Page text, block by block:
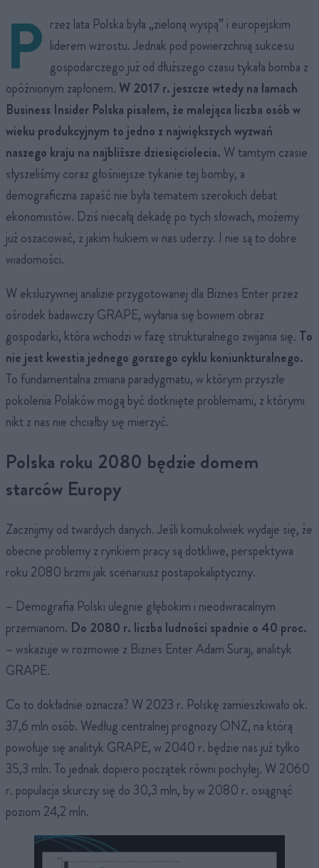
P rzez lata Polska była „zieloną wyspą” i europejskim
liderem wzrostu. Jednak pod powierzchnią sukcesu
gospodarczego już od dłuższego czasu tykała bomba z
opóźnionym zapłonem. W 2017 r. jeszcze wtedyna łamach
Business Insider Polska pisałem, że malejąca liczba osób w
wieku produkcyjnym to jedno z największych wyzwań
naszego kraju na najbliższe dziesięciolecia. W tamtym czasie
słyszeliśmy coraz głośniejsze tykanie tej bomby, a
demograficzna zapaść nie była tematem szerokich debat
ekonomistów. Dziś niecałą dekadę po tych słowach, możemy
już oszacować, z jakim hukiem w nas uderzy. I nie są to dobre
wiadomości.
W eksluzywnej analizie przygotowanej dla Biznes Enter przez
ośrodek badawczy GRAPE, wyłania się bowiem obraz
gospodarki, która wchodzi w fazę strukturalnego zwijania się. To
nie jest kwestia jednego gorszego cyklu koniunkturalnego.
To fundamentalna zmiana paradygmatu, w którym przyszłe
pokolenia Polaków mogą być dotknięte problemami, z którymi
nikt z nas nie chciałby się mierzyć.
Polska roku 2080 będzie domem
starców Europy
Zacznijmy od twardych danych. Jeśli komukolwiek wydaje się, że
obecne problemy z rynkiem pracy są dotkliwe, perspektywa
roku 2080 brzmi jak scenariusz postapokaliptyczny.
– Demografia Polski ulegnie głębokim i nieodwracalnym
przemianom. Do 2080 r. liczba ludności spadnie o 40 proc.
– wskazuje w rozmowie z Biznes Enter Adam Suraj, analityk
GRAPE.
Co to dokładnie oznacza? W 2023 r. Polskę zamieszkiwało ok.
37,6 mln osób. Według centralnej prognozy ONZ, na którą
powołuje się analityk GRAPE, w 2040 r. będzie nas już tylko
35,3 mln. To jednak dopiero początek równi pochyłej. W 2060
r. populacja skurczy się do 30,3 mln, by w 2080 r. osiągnąć
poziom 24,2 mln.